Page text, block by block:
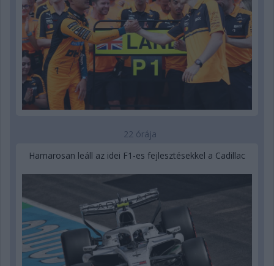
22 órája
Hamarosan leáll az idei F1-es fejlesztésekkel a Cadillac